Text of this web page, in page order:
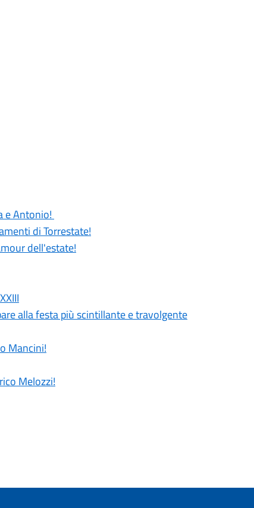
e Antonio!
di Torrestate!
dell'estate!
alla festa più scintillante e travolgente
Mancini!
Melozzi!